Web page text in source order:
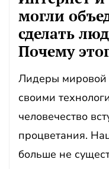
могли
сделать
Почему
Лидеры мировой
своими
человечество
процветания.
больше не